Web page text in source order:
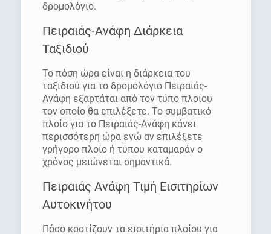
δρομολόγιο.
Πειραιάς-Ανάφη Διάρκεια
Ταξιδιού
Το πόση ώρα είναι η διάρκεια του
ταξιδιού για το δρομολόγιο Πειραιάς-
Ανάφη εξαρτάται από τον τύπο πλοίου
τον οποίο θα επιλέξετε. Το συμβατικό
πλοίο για το Πειραιάς-Ανάφη κάνει
περισσότερη ώρα ενώ αν επιλέξετε
γρήγορο πλοίο ή τύπου καταμαράν ο
χρόνος μειώνεται σημαντικά.
Πειραιάς Ανάφη Τιμή Εισιτηρίων
Αυτοκινήτου
Πόσο κοστίζουν τα εισιτήρια πλοίου για